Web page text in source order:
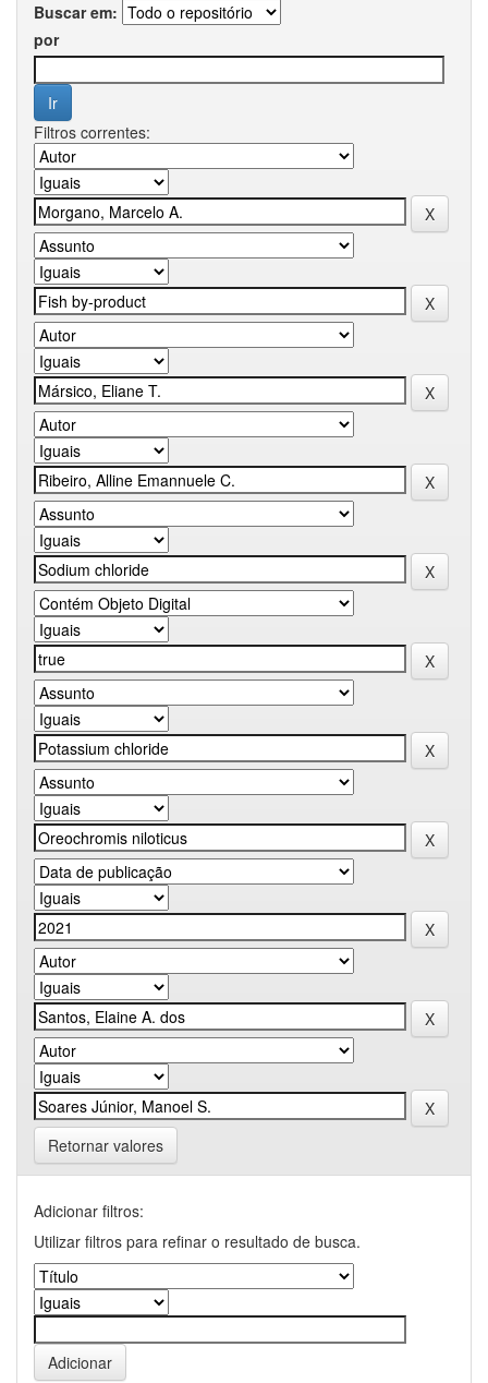
Buscar em:
por
Filtros correntes:
Retornar valores
Adicionar filtros:
Utilizar filtros para refinar o resultado de busca.